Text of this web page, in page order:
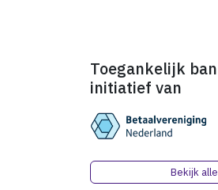
Toegankelijk
initiatief van
Bekijk